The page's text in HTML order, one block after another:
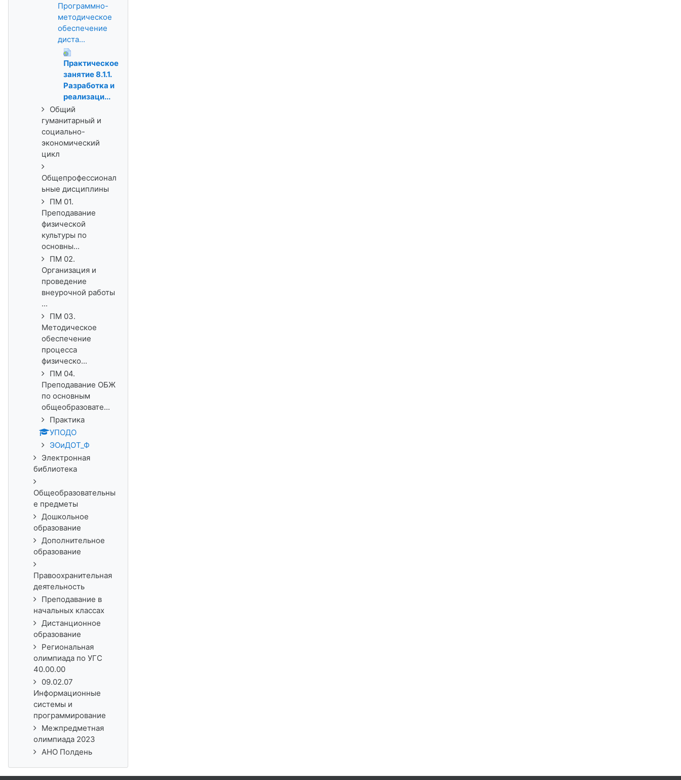
Программно-
методическое
обеспечение
диста...
Практическое
занятие 8.1.1.
Разработка и
реализаци...
Общий
гуманитарный и
социально-
экономический
цикл
Общепрофессионал
ьные дисциплины
ПМ 01.
Преподавание
физической
культуры по
основны...
ПМ 02.
Организация и
проведение
внеурочной работы
...
ПМ 03.
Методическое
обеспечение
процесса
физическо...
ПМ 04.
Преподавание ОБЖ
по основным
общеобразовате...
Практика
УПОДО
ЭОиДОТ_Ф
Электронная
библиотека
Общеобразовательны
е предметы
Дошкольное
образование
Дополнительное
образование
Правоохранительная
деятельность
Преподавание в
начальных классах
Дистанционное
образование
Региональная
олимпиада по УГС
40.00.00
09.02.07
Информационные
системы и
программирование
Межпредметная
олимпиада 2023
АНО Полдень